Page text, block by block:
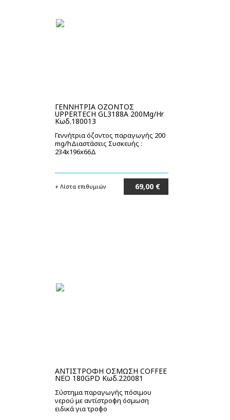
ΓΕΝΝΗΤΡΙΑ ΟΖΟΝΤΟΣ
UPPERTECH GL3188A 200Mg/Hr
Κωδ.180013
Γεννήτρια όζοντος παραγωγής 200
mg/hΔιαστάσεις Συσκευής :
234x196x66Δ
+ Λίστα επιθυμιών 69,00 €
ΑΝΤΙΣΤΡΟΦΗ ΟΣΜΩΣΗ COFFEE
NEO 180GPD Κωδ.220081
Σύστημα παραγωγής πόσιμου
νερού με αντίστροφη όσμωση
ειδικά για τροφο